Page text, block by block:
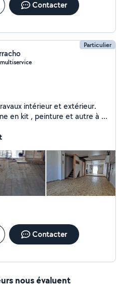
nombreux autres éléments.
Contacter
Particulier
intérieur et extérieur.
en kit , peinture et autre à la
Contacter
nous évaluent